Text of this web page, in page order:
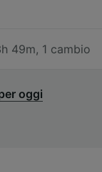
49m, 1 cambio
oggi